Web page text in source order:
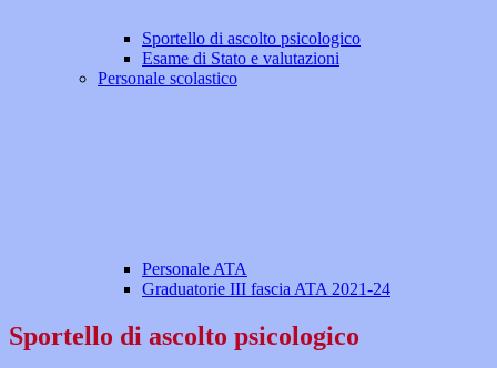
Sportello di ascolto psicologico
Esame di Stato e valutazioni
Personale scolastico
Personale ATA
Graduatorie III fascia ATA 2021-24
Sportello di ascolto psicologico